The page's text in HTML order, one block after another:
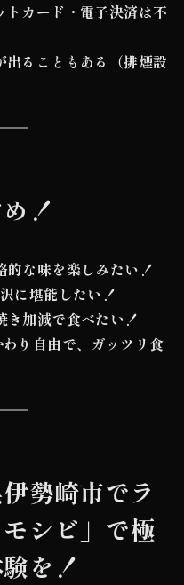
カード・電子決済は不
ることもある（排煙設
！
的な味を楽しみたい！
に堪能したい！
き加減で食べたい！
り自由で、ガッツリ食
勢崎市でラ
シビ」で極
を！